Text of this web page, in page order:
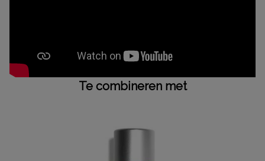
Te combineren met